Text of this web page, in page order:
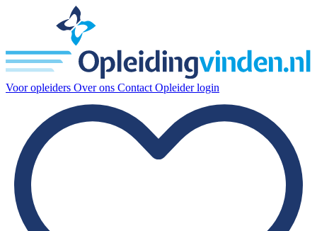
Voor opleiders Over ons Contact Opleider login